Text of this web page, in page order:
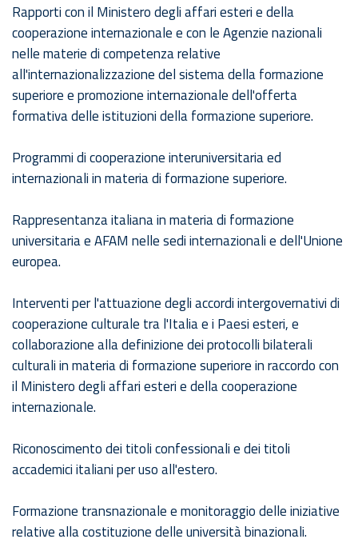
Rapporti con il Ministero degli affari esteri e della
cooperazione internazionale e con le Agenzie nazionali
nelle materie di competenza relative
all'internazionalizzazione del sistema della formazione
superiore e promozione internazionale dell'offerta
formativa delle istituzioni della formazione superiore.
Programmi di cooperazione interuniversitaria ed
internazionali in materia di formazione superiore.
Rappresentanza italiana in materia di formazione
universitaria e AFAM nelle sedi internazionali e dell'Unione
europea.
Interventi per l'attuazione degli accordi intergovernativi di
cooperazione culturale tra l'Italia e i Paesi esteri, e
collaborazione alla definizione dei protocolli bilaterali
culturali in materia di formazione superiore in raccordo con
il Ministero degli affari esteri e della cooperazione
internazionale.
Riconoscimento dei titoli confessionali e dei titoli
accademici italiani per uso all'estero.
Formazione transnazionale e monitoraggio delle iniziative
relative alla costituzione delle università binazionali.